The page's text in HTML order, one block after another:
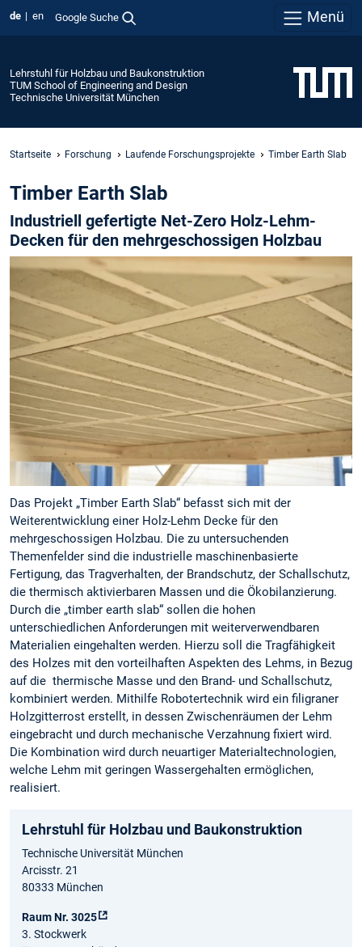
de en Google Suche Menü
Lehrstuhl für Holzbau und Baukonstruktion
TUM School of Engineering and Design
Technische Universität München
Startseite Forschung Laufende Forschungsprojekte Timber Earth Slab
Timber Earth Slab
Industriell gefertigte Net-Zero Holz-Lehm-
Decken für den mehrgeschossigen Holzbau
Das Projekt „Timber Earth Slab“ befasst sich mit der
Weiterentwicklung einer Holz-Lehm Decke für den
mehrgeschossigen Holzbau. Die zu untersuchenden
Themenfelder sind die industrielle maschinenbasierte
Fertigung, das Tragverhalten, der Brandschutz, der Schallschutz,
die thermisch aktivierbaren Massen und die Ökobilanzierung.
Durch die „timber earth slab“ sollen die hohen
unterschiedlichen Anforderungen mit weiterverwendbaren
Materialien eingehalten werden. Hierzu soll die Tragfähigkeit
des Holzes mit den vorteilhaften Aspekten des Lehms, in Bezug
auf die thermische Masse und den Brand- und Schallschutz,
kombiniert werden. Mithilfe Robotertechnik wird ein filigraner
Holzgitterrost erstellt, in dessen Zwischenräumen der Lehm
eingebracht und durch mechanische Verzahnung fixiert wird.
Die Kombination wird durch neuartiger Materialtechnologien,
welche Lehm mit geringen Wassergehalten ermöglichen,
realisiert.
Lehrstuhl für Holzbau und Baukonstruktion
Technische Universität München
Arcisstr. 21
80333 München
Raum Nr. 3025
3. Stockwerk